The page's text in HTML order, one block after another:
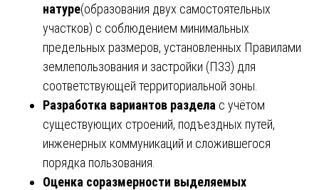
натуре(образования двух самостоятельных
участков) с соблюдением минимальных
предельных размеров, установленных Правилами
землепользования и застройки (ПЗЗ) для
соответствующей территориальной зоны.
Разработка вариантов раздела с учётом
существующих строений, подъездных путей,
инженерных коммуникаций и сложившегося
порядка пользования.
Оценка соразмерности выделяемых